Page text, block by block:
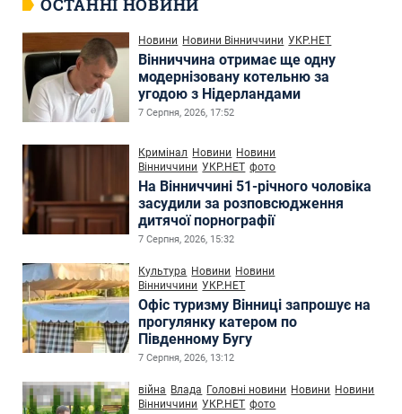
ОСТАННІ НОВИНИ
Новини Новини Вінниччини УКР.НЕТ
Вінниччина отримає ще одну
модернізовану котельню за
угодою з Нідерландами
7 Серпня, 2026, 17:52
Кримінал Новини Новини
Вінниччини УКР.НЕТ фото
На Вінниччині 51-річного чоловіка
засудили за розповсюдження
дитячої порнографії
7 Серпня, 2026, 15:32
Культура Новини Новини
Вінниччини УКР.НЕТ
Офіс туризму Вінниці запрошує на
прогулянку катером по
Південному Бугу
7 Серпня, 2026, 13:12
війна Влада Головні новини Новини Новини
Вінниччини УКР.НЕТ фото